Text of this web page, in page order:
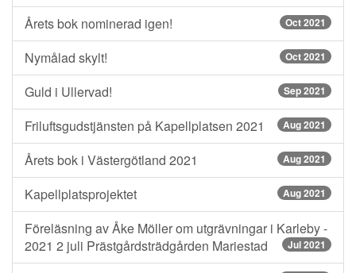
Årets bok nominerad igen! Oct 2021
Nymålad skylt! Oct 2021
Guld i Ullervad! Sep 2021
Friluftsgudstjänsten på Kapellplatsen 2021 Aug 2021
Årets bok i Västergötland 2021 Aug 2021
Kapellplatsprojektet Aug 2021
Föreläsning av Åke Möller om utgrävningar i Karleby -
2021 2 juli Prästgårdsträdgården Mariestad
Jul 2021